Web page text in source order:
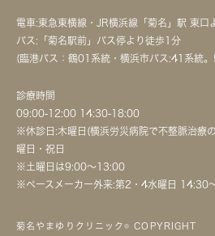
電車:東急東横線・JR横浜線「菊名」駅 東口
バス:「菊名駅前」バス停より徒歩1分
(臨港バス：鶴01系統・横浜市バス:41系統
診療時間
09:00-12:00 14:30-18:00
※休診日:木曜日(横浜労災病院で不整脈治療
曜日・祝日
※土曜日は9:00～13:00
※ペースメーカー外来:第2・4水曜日 14:30
菊名やまゆりクリニック© COPYRIGHT